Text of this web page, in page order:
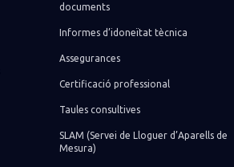
documents
Informes d’idoneïtat tècnica
Assegurances
Certificació professional
Taules consultives
SLAM (Servei de Lloguer d’Aparells de
Mesura)